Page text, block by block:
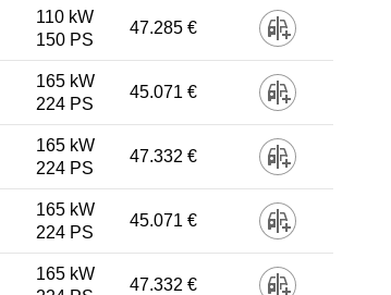
110 kW
150 PS
47.285 €
165 kW
224 PS
45.071 €
165 kW
224 PS
47.332 €
165 kW
224 PS
45.071 €
165 kW
47.332 €